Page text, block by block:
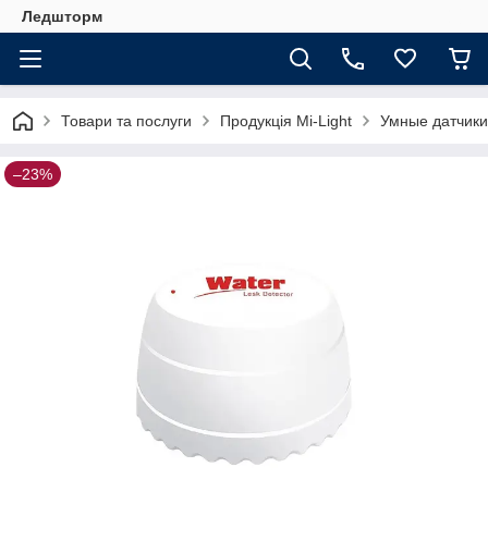
Ледшторм
Товари та послуги Продукція Mi-Light Умные датчики
–23%